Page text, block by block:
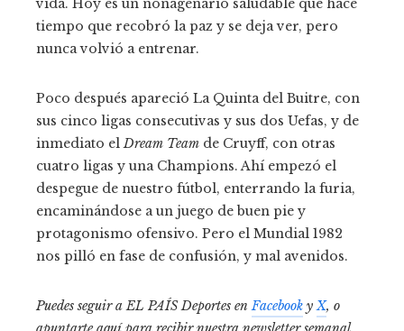
vida. Hoy es un nonagenario saludable que hace
tiempo que recobró la paz y se deja ver, pero
nunca volvió a entrenar.
Poco después apareció La Quinta del Buitre, con
sus cinco ligas consecutivas y sus dos Uefas, y de
inmediato elDream Team de Cruyff, con otras
cuatro ligas y una Champions. Ahí empezó el
despegue de nuestro fútbol, enterrando la furia,
encaminándose a un juego de buen pie y
protagonismo ofensivo. Pero el Mundial 1982
nos pilló en fase de confusión, y mal avenidos.
Puedes seguir a EL PAÍS Deportes enFacebook yX, o